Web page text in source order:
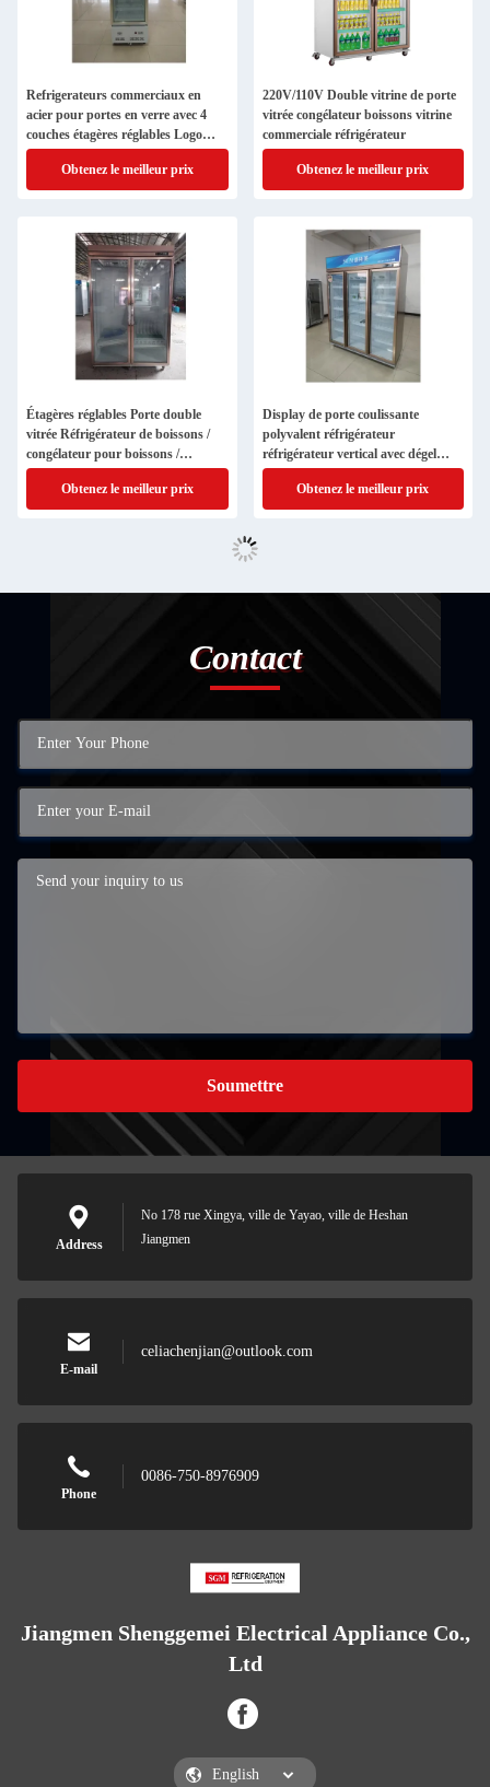
Refrigerateurs commerciaux en
acier pour portes en verre avec 4
couches étagères réglables Logo
personnalisable
Obtenez le meilleur prix
220V/110V Double vitrine de porte
vitrée congélateur boissons vitrine
commerciale réfrigérateur
Obtenez le meilleur prix
Étagères réglables Porte double
vitrée Réfrigérateur de boissons /
congélateur pour boissons /
nourriture
Obtenez le meilleur prix
Display de porte coulissante
polyvalent réfrigérateur
réfrigérateur vertical avec dégel
automatique
Obtenez le meilleur prix
Contact
Soumettre
Address
No 178 rue Xingya, ville de Yayao, ville de Heshan
Jiangmen
E-mail
celiachenjian@outlook.com
Phone
0086-750-8976909
Jiangmen Shenggemei Electrical Appliance Co.,
Ltd